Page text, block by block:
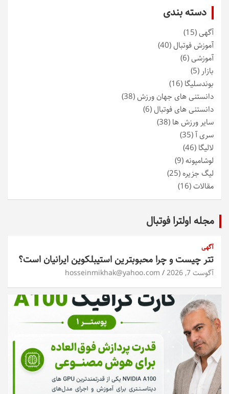
دسته بندی
آگهی(15)
آموزش فوتبال(40)
آموزشی(6)
بازار (5)
بوندسلیگا (16)
دانستنی های جهان ورزش(38)
دانستنی های فوتبال(6)
سایر ورزش ها (38)
سری آ(35)
لالیگا (46)
لوشامپونه(9)
لیگ جزیره(25)
مقالات(16)
مجله اولترا فوتبال
آگهی
تتر چیست و چرا محبوبترین استیبلکوین ایرانیان است؟
آگوست 7, 2026 hosseinmikhak@yahoo.com